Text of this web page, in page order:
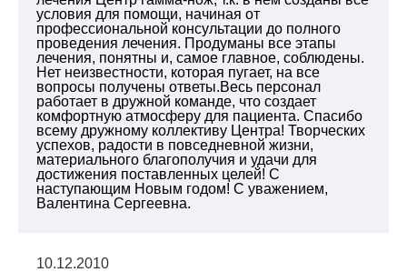
условия для помощи, начиная от
профессиональной консультации до полного
проведения лечения. Продуманы все этапы
лечения, понятны и, самое главное, соблюдены.
Нет неизвестности, которая пугает, на все
вопросы получены ответы.Весь персонал
работает в дружной команде, что создает
комфортную атмосферу для пациента. Спасибо
всему дружному коллективу Центра! Творческих
успехов, радости в повседневной жизни,
материального благополучия и удачи для
достижения поставленных целей! С
наступающим Новым годом! С уважением,
Валентина Сергеевна.
10.12.2010